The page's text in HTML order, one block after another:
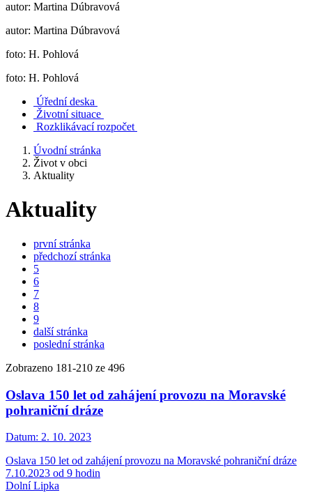
autor: Martina Dúbravová
autor: Martina Dúbravová
foto: H. Pohlová
foto: H. Pohlová
Úřední deska
Životní situace
Rozklikávací rozpočet
Úvodní stránka
Život v obci
Aktuality
Aktuality
první stránka
předchozí stránka
5
6
7
8
9
další stránka
poslední stránka
Zobrazeno 181-210 ze 496
Oslava 150 let od zahájení provozu na Moravské
pohraniční dráze
Datum: 2. 10. 2023
Oslava 150 let od zahájení provozu na Moravské pohraniční dráze
7.10.2023 od 9 hodin
Dolní Lipka